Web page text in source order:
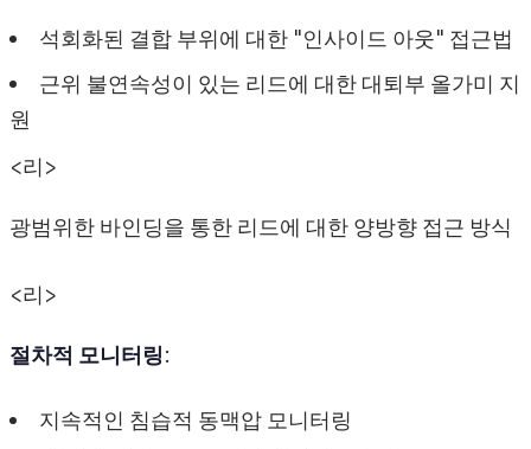
석회화된 결합 부위에 대한 "인사이드 아웃" 접근법
근위 불연속성이 있는 리드에 대한 대퇴부 올가미 지
원
<리>
광범위한 바인딩을 통한 리드에 대한 양방향 접근 방식
<리>
절차적 모니터링:
지속적인 침습적 동맥압 모니터링